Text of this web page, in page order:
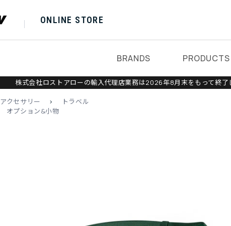
ONLINE STORE
BRANDS PRODUCTS
株式会社ロストアローの輸入代理店業務は2026年8月末をもって終了
アクセサリー >
トラベル
オプション&小物